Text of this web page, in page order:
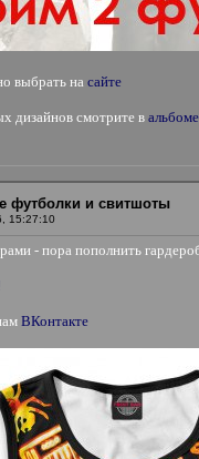
выбрать насайте
дизайнов смотрите в альбоме
футболки и свитшоты
15:27:10
- пора пополнить
ВКонтакте